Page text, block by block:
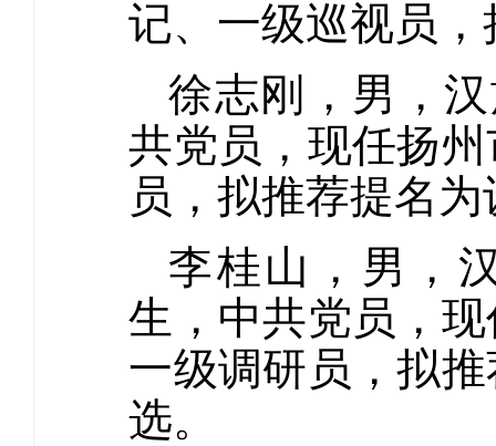
记、一级巡视员
徐志刚，男，
共党员，现任扬
员，拟推荐提名
李桂山，男，
生，中共党员，
一级调研员，拟
选。